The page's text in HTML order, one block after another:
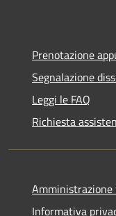
Prenotazione
Segnalazione
Leggi le FAQ
Richiesta
Informativa